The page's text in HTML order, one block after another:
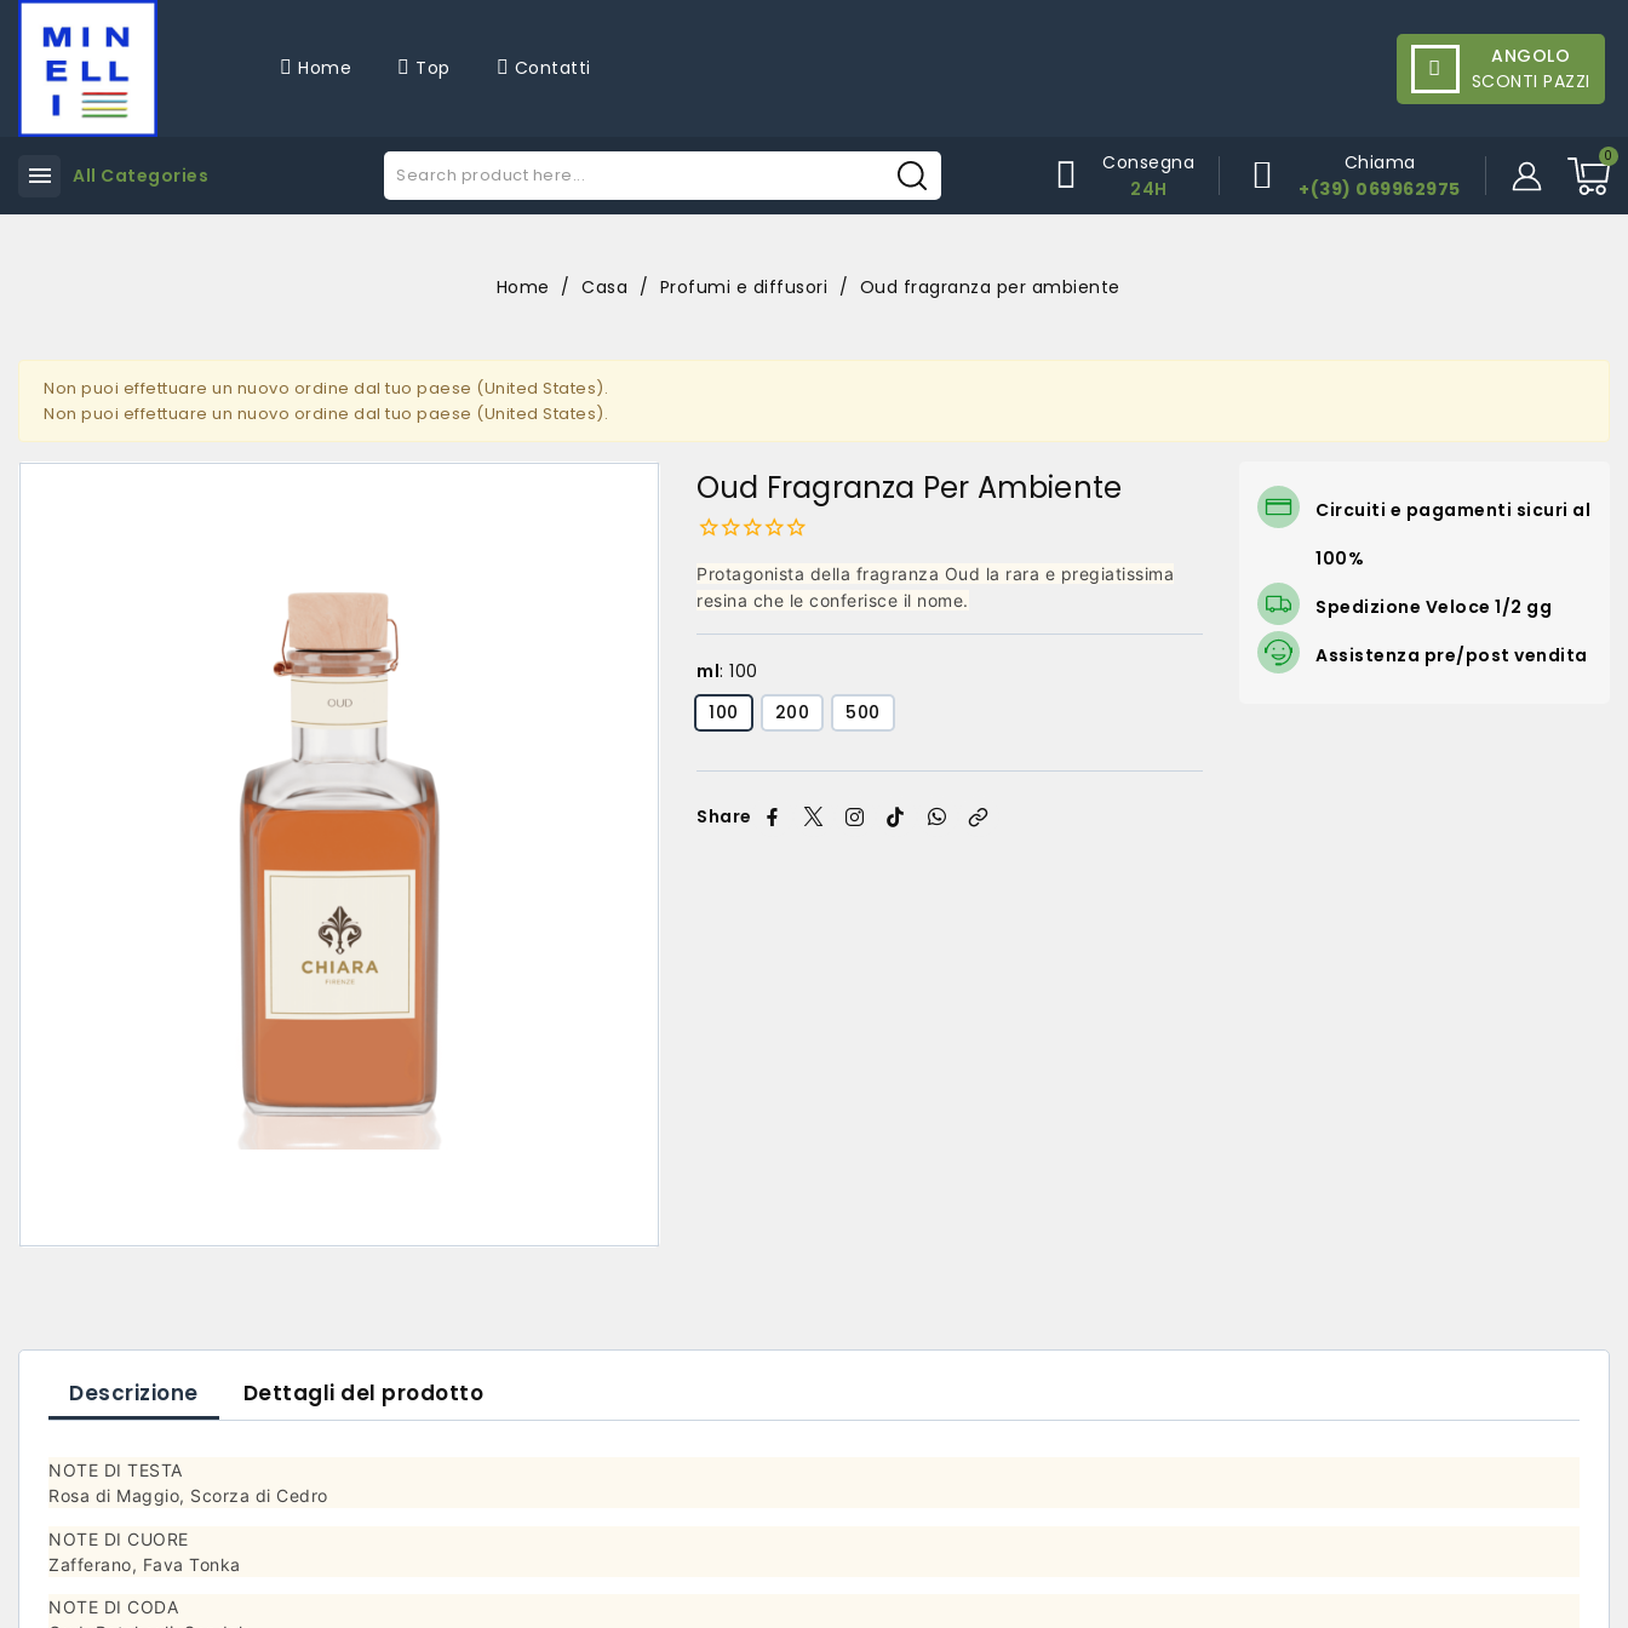
Home Top Contatti
ANGOLO
SCONTI PAZZI
menu All Categories
Consegna
24H
Chiama
+(39) 069962975
Home Casa Profumi e diffusori Oud fragranza per ambiente
Non puoi effettuare un nuovo ordine dal tuo paese (United States).
Non puoi effettuare un nuovo ordine dal tuo paese (United States).
Oud Fragranza Per Ambiente
Protagonista della fragranza Oud la rara e pregiatissima
resina che le conferisce il nome.
ml: 100
100
200 500
Share
Circuiti e pagamenti sicuri al
100%
Spedizione Veloce 1/2 gg
Assistenza pre/post vendita
Descrizione Dettagli del prodotto
NOTE DI TESTA
Rosa di Maggio, Scorza di Cedro
NOTE DI CUORE
Zafferano, Fava Tonka
NOTE DI CODA